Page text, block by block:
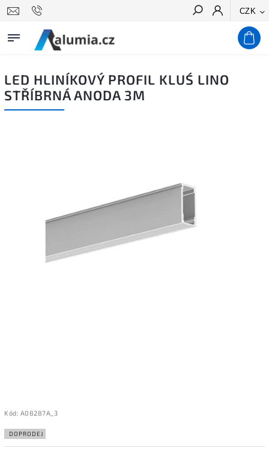
CZK
Hledat
LED HLINÍKOVÝ PROFIL KLUŚ LINO
STŘÍBRNÁ ANODA 3M
Kód: A08287A_3
DOPRODEJ